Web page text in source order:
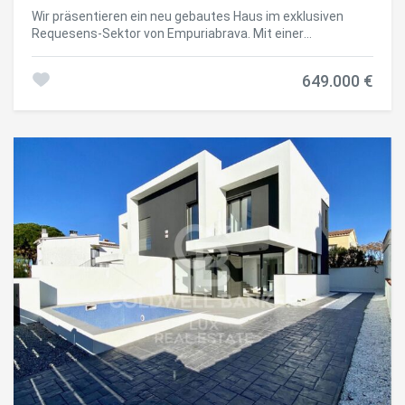
Wir präsentieren ein neu gebautes Haus im exklusiven
Requesens-Sektor von Empuriabrava. Mit einer
einladende Atmosphäre schafft. Dieses Haus entfaltet
anzupassen, sei es als Spielzimmer, privates
Fitnessstudio oder Heimkino. Das Erdgeschoss empfängt
Sie mit einem Designer-Schlafzimmer, einem eleganten
Flur, einer offenen Küche, einem geräumigen Wohn-
Essbereich, der zum Herzstück des Hauses wird, und
einem Badezimmer. Im ersten Stock finden Sie drei
Schlafzimmer, die jeweils in einem raffinierten Stil
gestaltet sind, und zwei Badezimmer, die maximalen
Komfort und Privatsphäre bieten. Auf einem großzügigen
Grundstück von 253,50 Quadratmetern gelegen, umfasst
dieses neu gebaute Haus an der Costa Brava 162,20
Quadratmeter Wohnfläche. Das 2023 erbaute Haus ist ein
Zeugnis zeitgenössischen Designs und verfügt über eine
Gartenterrasse, der perfekte Ort, um das mediterrane
Klima zu genießen, Abendessen im Freien zu veranstalten
und in der Sonne zu entspannen. In Empuriabrava, einer der
649.000 €